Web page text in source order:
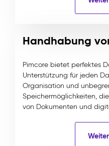
Handhabung
Pimcore bietet perfektes
Unterstützung für jeden
Organisation und
Speichermöglichkeiten,
von Dokumenten und